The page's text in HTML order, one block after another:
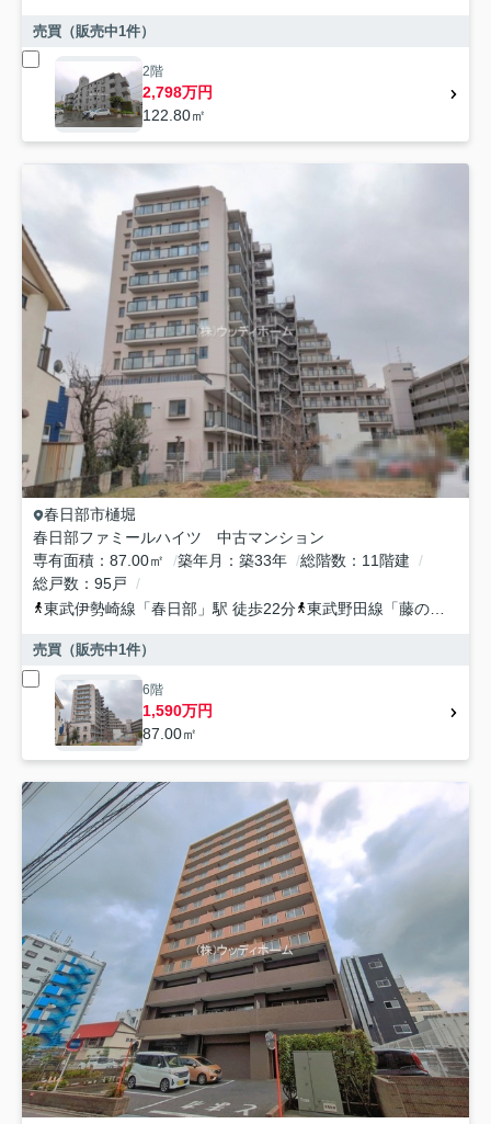
売買（販売中1件）
2階
2,798万円
122.80㎡
春日部市樋堀
春日部ファミールハイツ 中古マンション
専有面積
87.00㎡ 築年月 築33年 総階数
11階建
総戸数
95戸
東武伊勢崎線 「春日部 」駅 徒歩22分 東武野田線 「藤の牛島
売買（販売中1件）
6階
1,590万円
87.00㎡